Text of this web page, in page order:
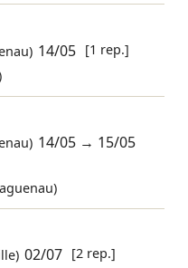
14/05 [1 rep.]
14/05 → 15/05
02/07 [2 rep.]